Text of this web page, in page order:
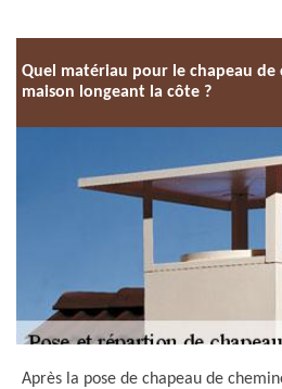
Quel matériau pour le chapeau de
maison longeant la côte ?
Après la pose de chapeau de